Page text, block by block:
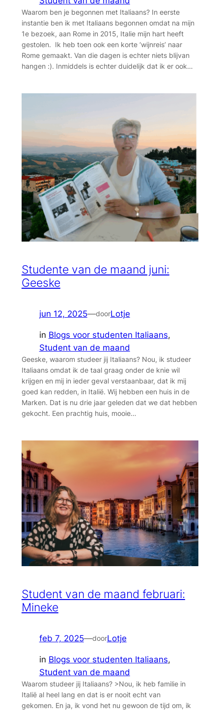
Waarom ben je begonnen met Italiaans? In eerste
instantie ben ik met Italiaans begonnen omdat na mijn
1e bezoek, aan Rome in 2015, Italie mijn hart heeft
gestolen. Ik heb toen ook een korte ‘wijnreis’ naar
Rome gemaakt. Van die dagen is echter niets blijvan
hangen :). Inmiddels is echter duidelijk dat ik er ook…
Studente van de maand juni:
Geeske
jun 12, 2025—doorLotje
in Blogs voor studenten Italiaans
Student van de maand
Geeske, waarom studeer jij Italiaans? Nou, ik studeer
Italiaans omdat ik de taal graag onder de knie wil
krijgen en mij in ieder geval verstaanbaar, dat ik mij
goed kan redden, in Italië. Wij hebben een huis in de
Marken. Dat is nu drie jaar geleden dat we dat hebben
gekocht. Een prachtig huis, mooie…
Student van de maand februari:
Mineke
feb 7, 2025—doorLotje
in Blogs voor studenten Italiaans
Student van de maand
Waarom studeer jij Italiaans? >Nou, ik heb familie in
Italië al heel lang en dat is er nooit echt van
gekomen. En ja, ik vond het nu gewoon de tijd om, ik